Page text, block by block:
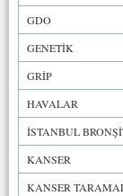
GDO
GENETİK
GRİP
HAVALAR
İSTANBUL
KANSER
KANSER